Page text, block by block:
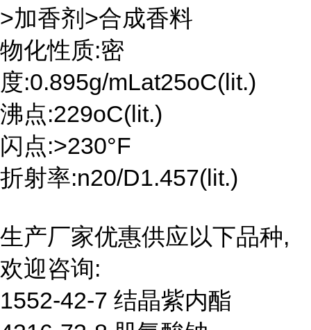
>加香剂>合成香料
物化性质:密
度:0.895g/mLat25oC(lit.)
沸点:229oC(lit.)
闪点:>230°F
折射率:n20/D1.457(lit.)
生产厂家优惠供应以下品种,
欢迎咨询:
1552-42-7 结晶紫内酯